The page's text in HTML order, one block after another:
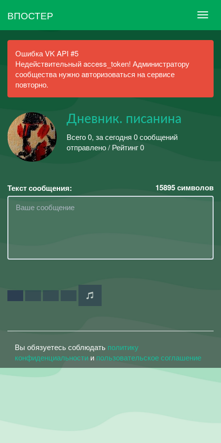
ВПОСТЕР
Ошибка VK API #5
Недействительный access_token! Администратору
сообщества нужно авторизоваться на сервисе
повторно.
Дневник. писанина
Всего 0, за сегодня 0 сообщений
отправлено / Рейтинг 0
Текст сообщения: 15895символов
Вы обязуетесь соблюдать политику
конфиденциальности и пользовательское соглашение